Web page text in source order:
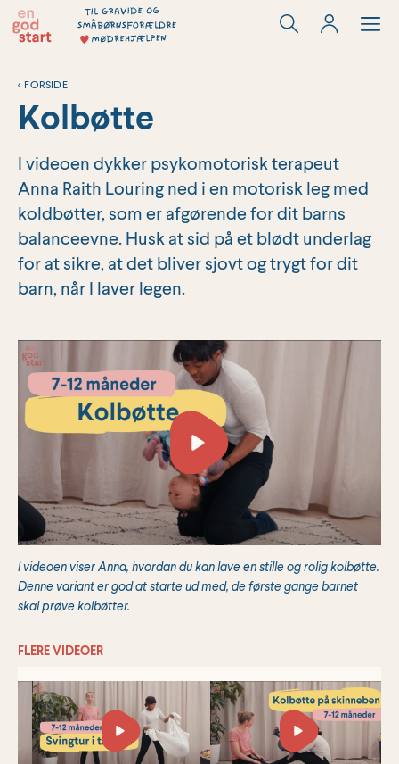
Hop
< FORSIDE
Kolbøtte
I videoen dykker psykomotorisk terapeut
Anna Raith Louring ned i en motorisk leg med
koldbøtter, som er afgørende for dit barns
balanceevne. Husk at sid på et blødt underlag
for at sikre, at det bliver sjovt og trygt for dit
barn, når I laver legen.
I videoen viser Anna, hvordan du kan lave en stille og rolig kolbøtte.
Denne variant er god at starte ud med, de første gange barnet
skal prøve kolbøtter.
FLERE VIDEOER